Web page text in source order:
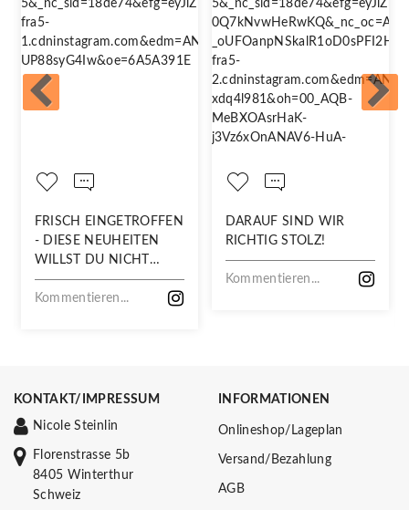
FRISCH EINGETROFFEN
- DIESE NEUHEITEN
WILLST DU NICHT
VERPASSEN!
Kommentieren...
DARAUF SIND WIR
RICHTIG STOLZ!
Kommentieren...
KONTAKT/IMPRESSUM
Nicole Steinlin
Florenstrasse 5b
8405 Winterthur
Schweiz
INFORMATIONEN
Onlineshop/Lageplan
Versand/Bezahlung
AGB